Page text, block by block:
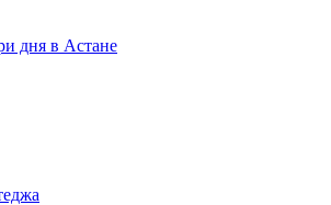
дня в Астане